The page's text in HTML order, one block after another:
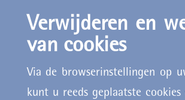
Verwijderen en
van cookies
Via de browserinstellingen op
kunt u reeds geplaatste cookies